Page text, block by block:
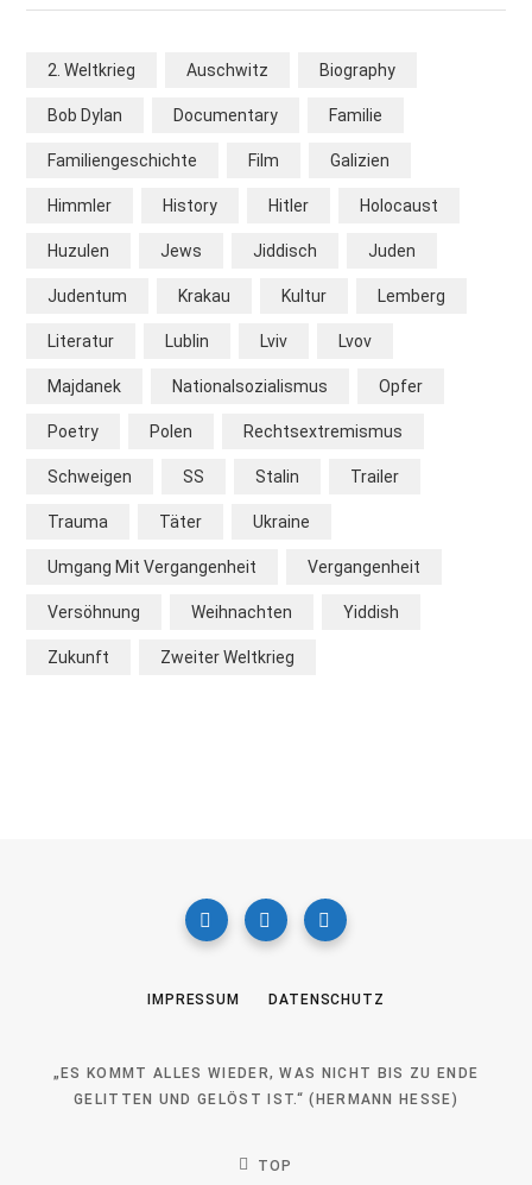
2. Weltkrieg Auschwitz Biography
Bob Dylan Documentary Familie
Familiengeschichte Film Galizien
Himmler History Hitler Holocaust
Huzulen Jews Jiddisch Juden
Judentum Krakau Kultur Lemberg
Literatur Lublin Lviv Lvov
Majdanek Nationalsozialismus Opfer
Poetry Polen Rechtsextremismus
Schweigen SS Stalin Trailer
Trauma Täter Ukraine
Umgang Mit Vergangenheit Vergangenheit
Versöhnung Weihnachten Yiddish
Zukunft Zweiter Weltkrieg
IMPRESSUM DATENSCHUTZ
„ES KOMMT ALLES WIEDER, WAS NICHT BIS ZU ENDE
GELITTEN UND GELÖST IST.“ (HERMANN HESSE)
TOP